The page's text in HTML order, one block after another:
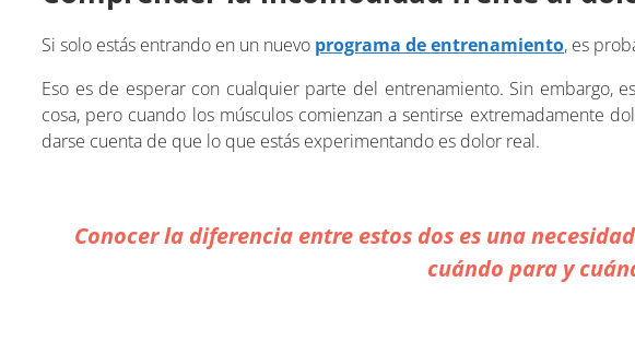
Si solo estás entrando en un nuevo programa de entrenamiento, es
Eso es de esperar con cualquier parte del entrenamiento. Sin embargo,
cosa, pero cuando los músculos comienzan a sentirse extremadamente
darse cuenta de que lo que estás experimentando es dolor real.
Conocer la diferencia entre estos dos es una
cuándo para y